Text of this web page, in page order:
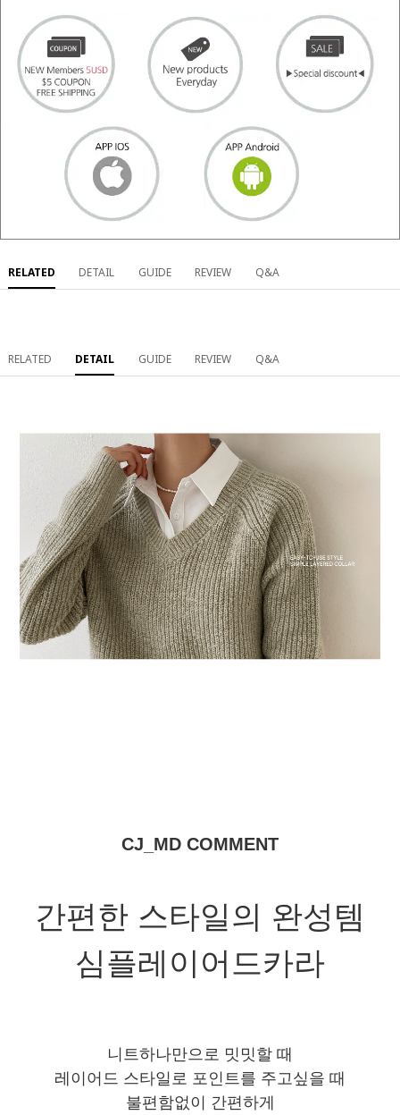
RELATED DETAIL GUIDE REVIEW Q&A
RELATED DETAIL GUIDE REVIEW Q&A
CJ_MD COMMENT
간편한 스타일의 완성템
심플레이어드카라
니트하나만으로 밋밋할 때
레이어드 스타일로 포인트를 주고싶을 때
불편함없이 간편하게